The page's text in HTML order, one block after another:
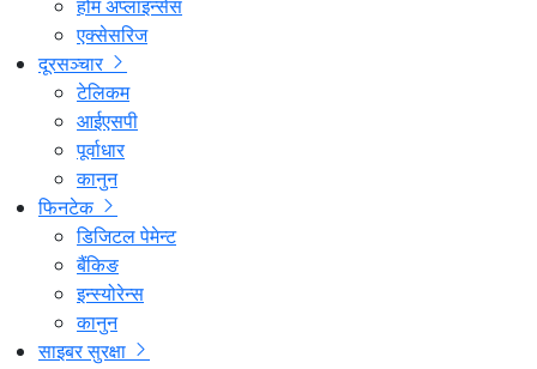
होम अप्लाइन्सेस
एक्सेसरिज
दूरसञ्चार
टेलिकम
आईएसपी
पूर्वाधार
कानुन
फिनटेक
डिजिटल पेमेन्ट
बैंकिङ
इन्स्योरेन्स
कानुन
साइबर सुरक्षा